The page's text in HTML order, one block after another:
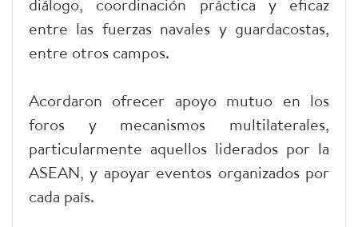
diálogo, coordinación práctica y eficaz
entre las fuerzas navales y guardacostas,
entre otros campos.
Acordaron ofrecer apoyo mutuo en los
foros y mecanismos multilaterales,
particularmente aquellos liderados por la
ASEAN, y apoyar eventos organizados por
cada país.